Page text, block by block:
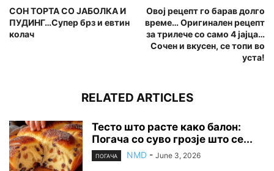
СОН ТОРТА СО ЈАБОЛКА И
ПУДИНГ…Супер брз и евтин
колач
Овој рецепт го барав долго
време… Оригинален рецепт
за трилече со само 4 јајца…
Сочен и вкусен, се топи во
уста!
RELATED ARTICLES
Тесто што расте како балон:
Погача со суво грозје што се...
ПОГАЧА NMD - June 3, 2026